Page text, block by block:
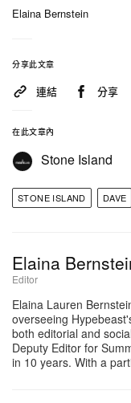
基礎，構建一整套
核心的衣櫥。
Dave 深度參與整
團隊緊密合作，
Elaina Bernstein
分享此文章
連結 分享
在此文章內
Stone Island
STONE ISLAND DAVE
Elaina
Editor
Elaina Lauren
overseeing
both editorial and
Deputy Editor for
in 10 years. With a